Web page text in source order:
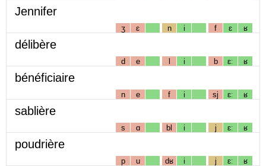
Jennifer
ʒ ɛ n i f ɛ ʁ
délibère
d e l i b ɛː ʁ
bénéficiaire
n e f i sj ɛː ʁ
sablière
s ɑ bl i j ɛː ʁ
poudrière
p u dʁ i j ɛː ʁ